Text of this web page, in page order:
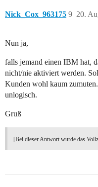
Nick_Cox_963175 20.
9
Nun ja,
falls jemand einen IBM hat,
nicht/nie aktiviert werden.
Kunden wohl kaum
unlogisch.
Gruß
[Bei dieser Antwort wurde das